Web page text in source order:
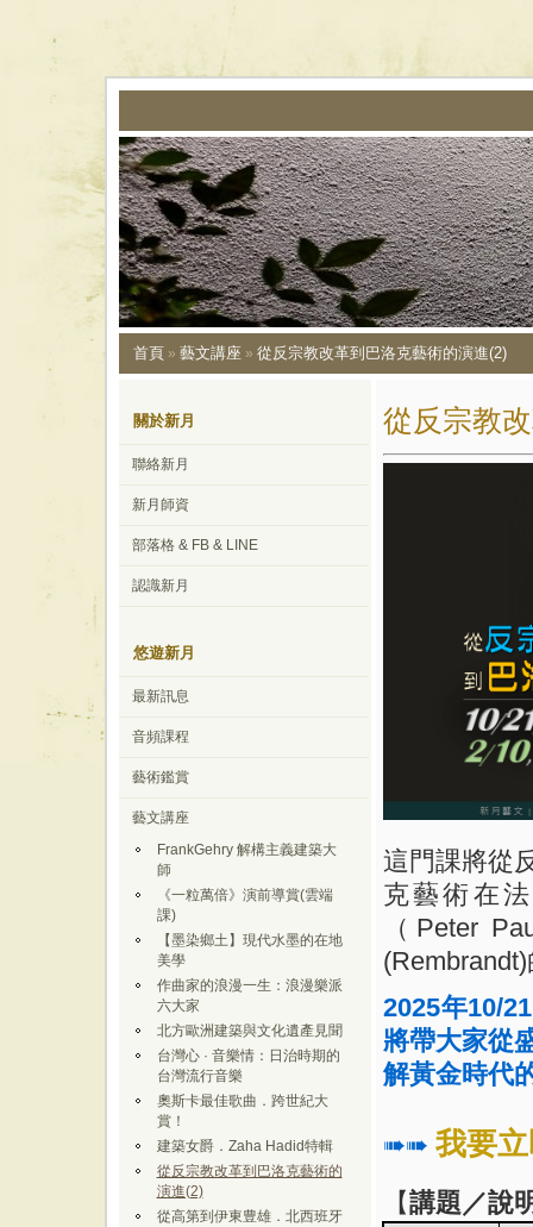
首頁 » 藝文講座 » 從反宗教改革到巴洛克藝術的演進(2)
關於新月
聯絡新月
新月師資
部落格 & FB & LINE
認識新月
悠遊新月
最新訊息
音頻課程
藝術鑑賞
藝文講座
FrankGehry 解構主義建築大
師
《一粒萬倍》演前導賞(雲端
課)
【墨染鄉土】現代水墨的在地
美學
作曲家的浪漫一生：浪漫樂派
六大家
北方歐洲建築與文化遺產見聞
台灣心 · 音樂情：日治時期的
台灣流行音樂
奧斯卡最佳歌曲．跨世紀大
賞！
建築女爵．Zaha Hadid特輯
從反宗教改革到巴洛克藝術的
演進(2)
從高第到伊東豊雄．北西班牙
從反宗教
這門課將從
克藝術在
（ Peter
(Rembrandt)
2025年10/21
將帶大家從
解黃金時代
➠➠ 我要
【講題／說